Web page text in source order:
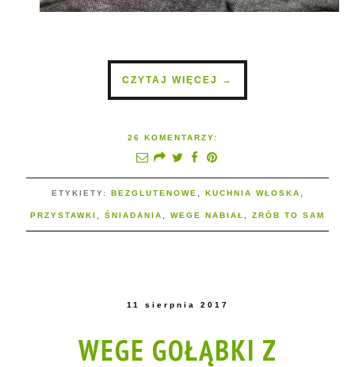
CZYTAJ WIĘCEJ →
26 KOMENTARZY:
ETYKIETY: BEZGLUTENOWE KUCHNIA WŁOSKA
PRZYSTAWKI ŚNIADANIA WEGE NABIAŁ ZRÓB TO SAM
11 sierpnia 2017
WEGE GOŁĄBKI Z